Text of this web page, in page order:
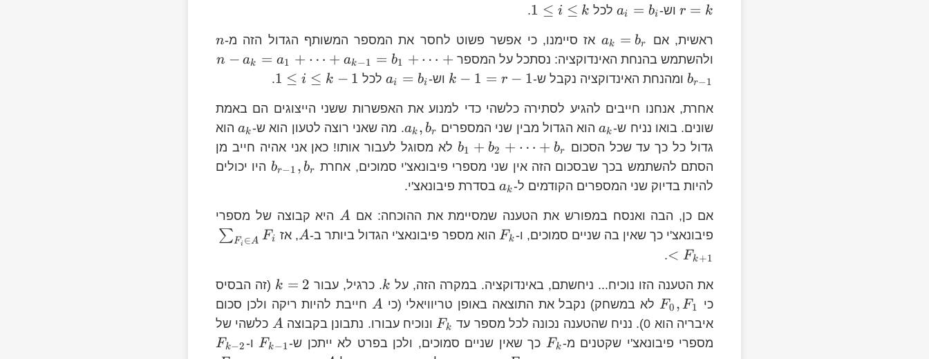
r = k וש- ai = bi לכל
k
1 ≤ i ≤ k
.
ראשית, אם a_{k}=b_{r} ak = br אז סיימנו, כי אפשר פשוט לחסר את המספר המשותף הגדול הזה מ-n
ולהשתמש בהנחת האינדוקציה: נסתכל על המספר
n − ak = a1 + ⋯ + ak−1 = b1 + ⋯ +
br−1 ומהנחת האינדוקציה נקבל ש-
k-
1
k − 1 = r − 1 וש- a_{i}=b_{i}
ai = bi לכל
1\le
k-1
1 ≤ i ≤ k − 1
.
אחרת, אנחנו חייבים להגיע לסתירה כלשהי כדי למנוע את האפשרות ששני הייצוגים הם באמת
שונים. בואו נניח ש-
a_{k} ak הוא הגדול מבין שני המספרים
a_{k},b_{r}
ak , br . מה שאני רוצה לטעון הוא ש- a_{k}
ak
הוא
גדול כל כך עד שכל הסכום
b_{1}+b_{2}+\dots+b_{r}
b1 + b2 + ⋯ + br
לא מסוגל לעבור אותו! כאן אני אהיה חייב מן
הסתם להשתמש בכך שבסכום הזה אין שני מספרי פיבונאצ'י סמוכים, אחרת
b_{r-
1},b_{r}
br−1 , br
היו יכולים
להיות בדיוק שני המספרים הקודמים ל-
a_{k} ak בסדרת פיבונאצ'י.
אם כן, הבה ואנסח במפורש את הטענה שמסיימת את ההוכחה: אם
A
Aהיא קבוצה של מספרי
פיבונאצ'י כך שאין בה שניים סמוכים, ו-
F_{k} Fk הוא מספר פיבונאצ'י הגדול ביותר ב- A
A, אז
\sum_{F_{i}\in
∑Fi ∈A Fi
< Fk+1
.
את הטענה הזו נוכיח... ניחשתם, באינדוקציה. במקרה הזה, על
k
k. כרגיל, עבור k=2
k = 2
(זה הבסיס
כי
F_{0},F_{1} F0 , F1 לא במשחק) נקבל את התוצאה באופן טריוויאלי (כי
A
A חייבת להיות ריקה ולכן סכום
איבריה הוא 0). נניח שהטענה נכונה לכל מספר עד
F_{k}
Fk ונוכיח עבורו. נתבונן בקבוצה A
A כלשהי של
מספרי פיבונאצ'י שקטנים מ-
F_{k} Fk כך שאין שניים סמוכים, ולכן בפרט לא ייתכן ש-
F_{k-
Fk−1 ו- Fk−2